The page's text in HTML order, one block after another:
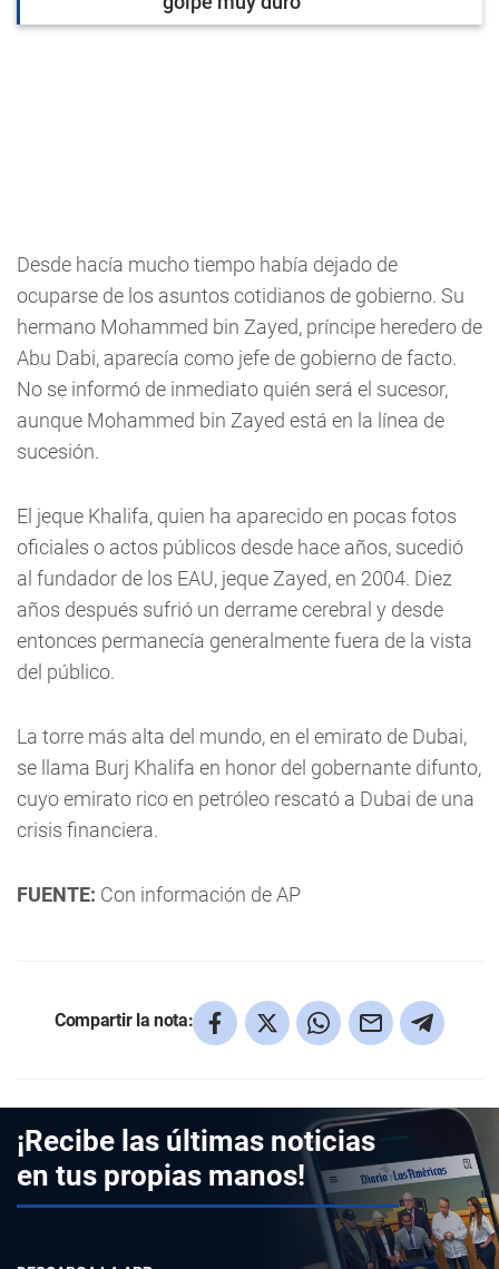
Desde hacía mucho tiempo había dejado de
ocuparse de los asuntos cotidianos de gobierno. Su
hermano Mohammed bin Zayed, príncipe heredero de
Abu Dabi, aparecía como jefe de gobierno de facto.
No se informó de inmediato quién será el sucesor,
aunque Mohammed bin Zayed está en la línea de
sucesión.
El jeque Khalifa, quien ha aparecido en pocas fotos
oficiales o actos públicos desde hace años, sucedió
al fundador de los EAU, jeque Zayed, en 2004. Diez
años después sufrió un derrame cerebral y desde
entonces permanecía generalmente fuera de la vista
del público.
La torre más alta del mundo, en el emirato de Dubai,
se llama Burj Khalifa en honor del gobernante difunto,
cuyo emirato rico en petróleo rescató a Dubai de una
crisis financiera.
FUENTE: Con información de AP
Compartir la nota:
¡Recibe las últimas noticias
en tus propias manos!